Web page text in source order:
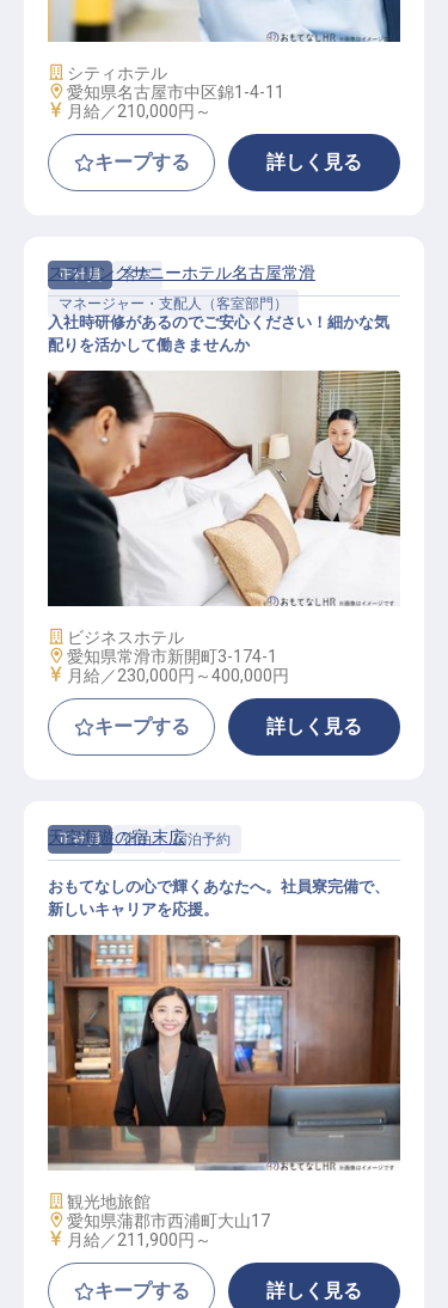
ー / 正社員
施設業態
シティホテル
勤務地
愛知県名古屋市中区錦1-4-11
給与
月給／210,000円～
キープする 詳しく見る
正社員
客室
マネージャー・支配人（客室部門）
ホテル清掃責任者
スプリングサニーホテル名古屋常滑
入社時研修があるのでご安心ください！細かな気
配りを活かして働きませんか
施設業態
ビジネスホテル
勤務地
愛知県常滑市新開町3-174-1
給与
月給／230,000円～400,000円
キープする 詳しく見る
正社員 宿泊 宿泊予約
宿泊予約
天空海遊の宿 末広
おもてなしの心で輝くあなたへ。社員寮完備で、
新しいキャリアを応援。
施設業態
観光地旅館
勤務地
愛知県蒲郡市西浦町大山17
給与
月給／211,900円～
キープする 詳しく見る